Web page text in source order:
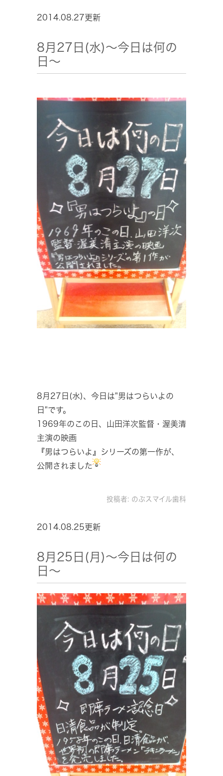
2014.08.27更新
8月27日(水)～今日は何の
日～
8月27日(水)、今日は"男はつらいよの
日"です。
1969年のこの日、山田洋次監督・渥美清
主演の映画
『男はつらいよ』シリーズの第一作が、
公開されました
投稿者: のぶスマイル歯科
2014.08.25更新
8月25日(月)～今日は何の
日～